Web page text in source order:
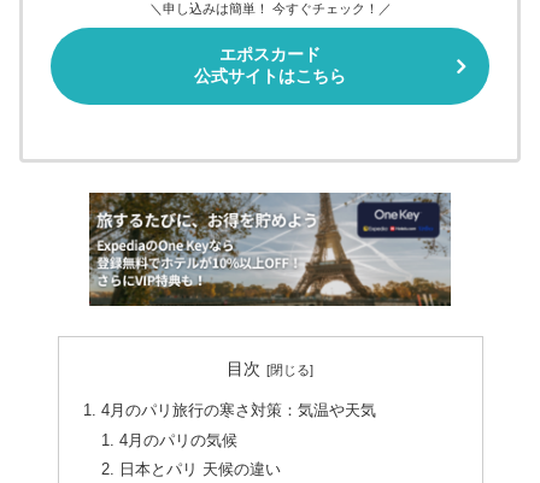
＼申し込みは簡単！ 今すぐチェック！／
エポスカード
公式サイトはこちら
目次
4月のパリ旅行の寒さ対策：気温や天気
4月のパリの気候
日本とパリ 天候の違い